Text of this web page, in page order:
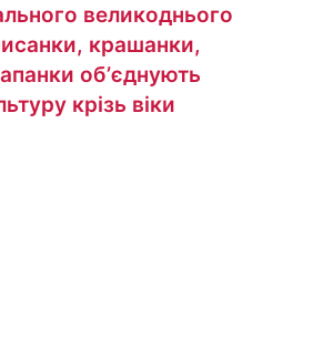
великоднього
крашанки,
обʼєднують
крізь віки